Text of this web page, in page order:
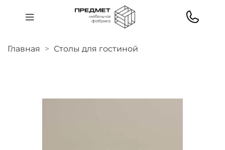
Главная Столы для гостиной